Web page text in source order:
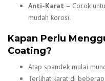
Anti-Karat – Cocok
mudah korosi.
Kapan Perlu
Coating?
Atap spandek mulai
Terlihat karat di